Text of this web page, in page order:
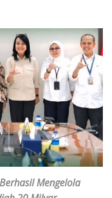
Mengelola